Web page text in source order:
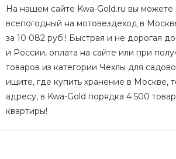
На нашем сайте Kwa-Gold.ru вы можете
всепогодный на мотовездеход в
за 10 082 руб.! Быстрая и не дорогая
и России, оплата на сайте или при
товаров из категории Чехлы для
ищите, где купить хранение в Москве,
адресу, в Kwa-Gold порядка 4 500
квартиры!